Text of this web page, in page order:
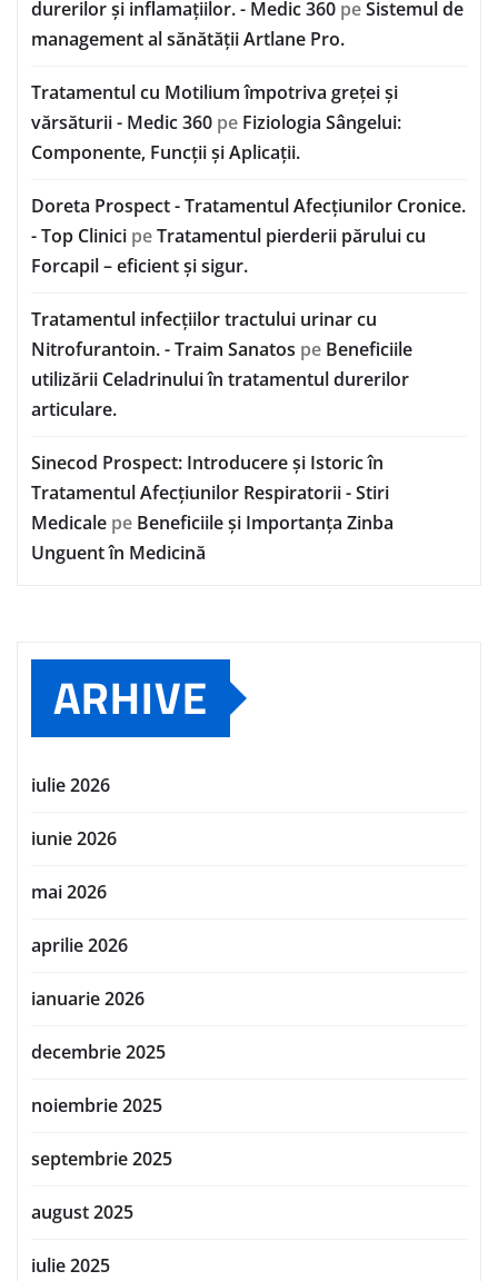
durerilor și inflamațiilor. - Medic 360 peSistemul de
management al sănătății Artlane Pro.
Tratamentul cu Motilium împotriva greței și
vărsăturii - Medic 360 pe Fiziologia Sângelui:
Componente, Funcții și Aplicații.
Doreta Prospect - Tratamentul Afecțiunilor Cronice.
- Top Clinici peTratamentul pierderii părului cu
Forcapil – eficient și sigur.
Tratamentul infecțiilor tractului urinar cu
Nitrofurantoin. - Traim Sanatos pe Beneficiile
utilizării Celadrinului în tratamentul durerilor
articulare.
Sinecod Prospect: Introducere și Istoric în
Tratamentul Afecțiunilor Respiratorii - Stiri
Medicale pe Beneficiile și Importanța Zinba
Unguent în Medicină
ARHIVE
iulie 2026
iunie 2026
mai 2026
aprilie 2026
ianuarie 2026
decembrie 2025
noiembrie 2025
septembrie 2025
august 2025
iulie 2025